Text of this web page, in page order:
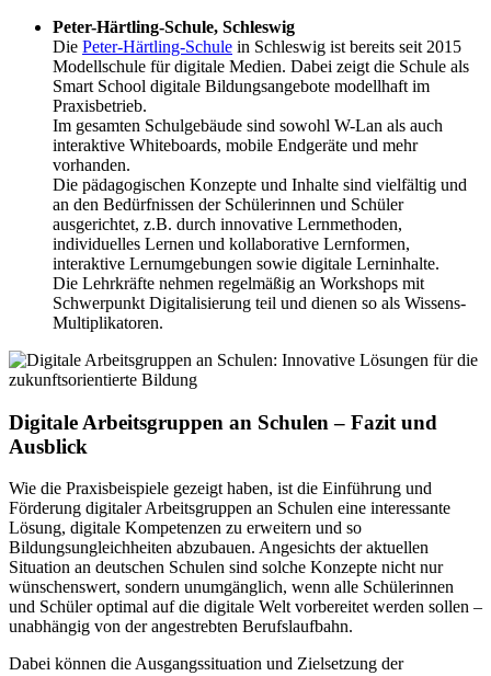
Peter-Härtling-Schule, Schleswig
Die Peter-Härtling-Schule in Schleswig ist bereits seit 2015
Modellschule für digitale Medien. Dabei zeigt die Schule als
Smart School digitale Bildungsangebote modellhaft im
Praxisbetrieb.
Im gesamten Schulgebäude sind sowohl W-Lan als auch
interaktive Whiteboards, mobile Endgeräte und mehr
vorhanden.
Die pädagogischen Konzepte und Inhalte sind vielfältig und
an den Bedürfnissen der Schülerinnen und Schüler
ausgerichtet, z.B. durch innovative Lernmethoden,
individuelles Lernen und kollaborative Lernformen,
interaktive Lernumgebungen sowie digitale Lerninhalte.
Die Lehrkräfte nehmen regelmäßig an Workshops mit
Schwerpunkt Digitalisierung teil und dienen so als Wissens-
Multiplikatoren.
Digitale Arbeitsgruppen an Schulen – Fazit und
Ausblick
Wie die Praxisbeispiele gezeigt haben, ist die Einführung und
Förderung digitaler Arbeitsgruppen an Schulen eine interessante
Lösung, digitale Kompetenzen zu erweitern und so
Bildungsungleichheiten abzubauen. Angesichts der aktuellen
Situation an deutschen Schulen sind solche Konzepte nicht nur
wünschenswert, sondern unumgänglich, wenn alle Schülerinnen
und Schüler optimal auf die digitale Welt vorbereitet werden sollen –
unabhängig von der angestrebten Berufslaufbahn.
Dabei können die Ausgangssituation und Zielsetzung der